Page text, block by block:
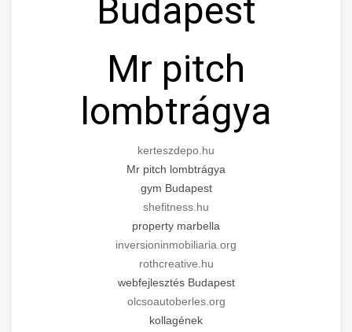
Budapest
Mr pitch
lombtrágya
kerteszdepo.hu
Mr pitch lombtrágya
gym Budapest
shefitness.hu
property marbella
inversioninmobiliaria.org
rothcreative.hu
webfejlesztés Budapest
olcsoautoberles.org
kollagének